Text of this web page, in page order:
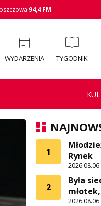
94,4 FM
WYDARZENIA TYGODNIK
1
Rynek
2026.08.06
2
Była
2026.08.06